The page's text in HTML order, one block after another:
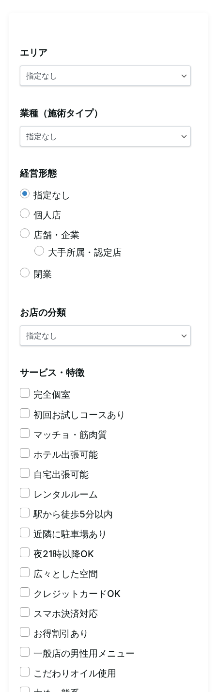
エリア
業種（施術タイプ）
経営形態
指定なし
個人店
店舗・企業
大手所属・認定店
閉業
お店の分類
サービス・特徴
完全個室
初回お試しコースあり
マッチョ・筋肉質
ホテル出張可能
自宅出張可能
レンタルルーム
駅から徒歩5分以内
近隣に駐車場あり
夜21時以降OK
広々とした空間
クレジットカードOK
スマホ決済対応
お得割引あり
一般店の男性用メニュー
こだわりオイル使用